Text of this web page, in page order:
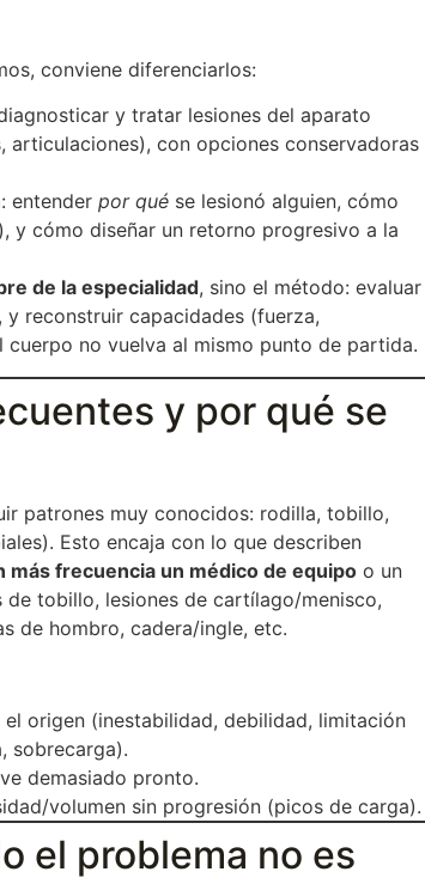
conviene diferenciarlos:
y tratar lesiones del aparato
con opciones conservadoras
entenderpor qué se lesionó alguien, cómo
y cómo diseñar un retorno progresivo a la
de la especialidad, sino el método: evaluar
reconstruir capacidades (fuerza,
no vuelva al mismo punto de partida.
y por qué se
patrones muy conocidos: rodilla, tobillo,
Esto encaja con lo que describen
frecuencia un médico de equipo o un
de tobillo, lesiones de cartílago/menisco,
de hombro, cadera/ingle, etc.
origen (inestabilidad, debilidad, limitación
sobrecarga).
demasiado pronto.
volumen sin progresión (picos de carga).
el problema no es